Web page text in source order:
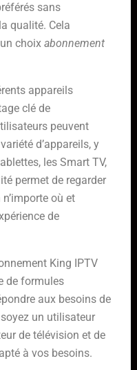
sans
qualité. Cela
choix abonnement
appareils
clé de
peuvent
d’appareils, y
les Smart TV,
permet de regarder
n’importe où et
de
King IPTV
de formules
aux besoins de
un utilisateur
de télévision et de
à vos besoins.